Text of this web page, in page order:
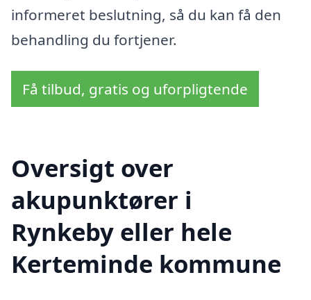
informeret beslutning, så du kan få den
behandling du fortjener.
Få tilbud, gratis og uforpligtende
Oversigt over
akupunktører i
Rynkeby eller hele
Kerteminde kommune